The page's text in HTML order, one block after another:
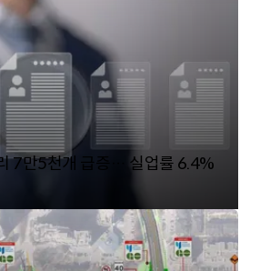
7만5천개 급증… 실업률 6.4%